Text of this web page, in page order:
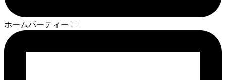
ホームパーティー